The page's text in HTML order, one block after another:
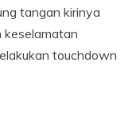
tangan kirinya
keselamatan
touchdown